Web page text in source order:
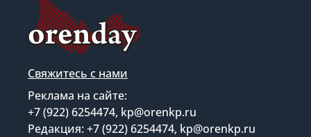
Свяжитесь с нами
Реклама на сайте:
+7 (922) 6254474, kp@orenkp.ru
Редакция: +7 (922) 6254474, kp@orenkp.ru